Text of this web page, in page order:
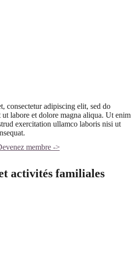
consectetur adipiscing elit, sed do
labore et dolore magna aliqua. Ut enim
exercitation ullamco laboris nisi ut
membre ->
activités familiales